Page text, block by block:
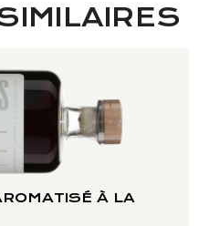
À LA